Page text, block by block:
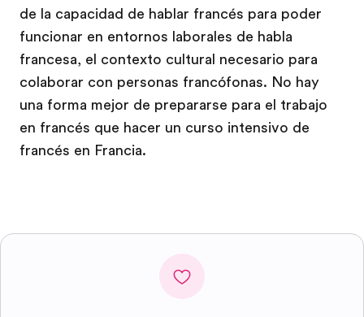
de la capacidad de hablar francés para poder
funcionar en entornos laborales de habla
francesa, el contexto cultural necesario para
colaborar con personas francófonas. No hay
una forma mejor de prepararse para el trabajo
en francés que hacer un curso intensivo de
francés en Francia.